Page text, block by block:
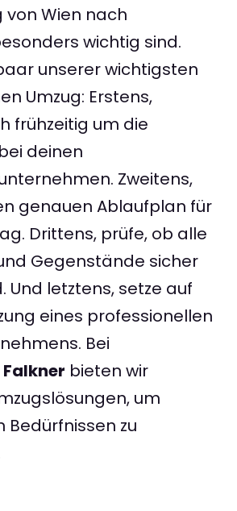
von Wien nach
wichtig sind.
unserer wichtigsten
Umzug: Erstens,
frühzeitig um die
deinen
Zweitens,
genauen Ablaufplan für
Drittens, prüfe, ob alle
Gegenstände sicher
Und letztens, setze auf
eines professionellen
Bei
bieten wir
um
Bedürfnissen zu